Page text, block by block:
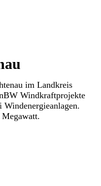
im Landkreis
Windkraftprojekte